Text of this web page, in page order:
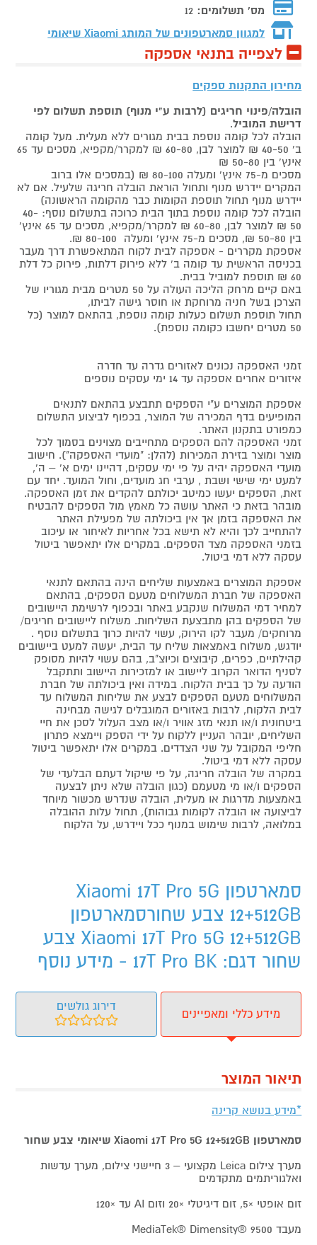
מס' תשלומים: 12
למגוון סמארטפונים של המותג Xiaomi שיאומי
לצפייה בתנאי אספקה
מחירון התקנות ספקים
הובלה/פינוי חריגים (לרבות ע"י מנוף) תוספת תשלום לפי
דרישת המוביל.
הובלה לכל קומה נוספת בבית מגורים ללא מעלית. מעל קומה
ב' 40-50 ₪ למוצר לבן, 60-80 ₪ למקרר/מקפיא, מסכים עד 65
אינץ' בין 50-80 ₪
מסכים מ-75 אינץ' ומעלה 80-100 ₪ (במסכים אלו ברוב
המקרים יידרש מנוף ותחול הוראת הובלה חריגה שלעיל. אם לא
יידרש מנוף תחול תוספת הקומות כבר מהקומה הראשונה)
הובלה לכל קומה נוספת בתוך הבית כרוכה בתשלום נוסף: 40-
50 ₪ למוצר לבן, 60-80 ₪ למקרר/מקפיא, מסכים עד 65 אינץ'
בין 50-80 ₪, מסכים מ-75 אינץ' ומעלה 80-100 ₪.
אספקת מקררים - אספקה לבית לקוח המתאפשרת דרך מעבר
בכניסה הראשית עד קומה ב' ללא פירוק דלתות, פירוק כל דלת
60 ₪ תוספת למוביל בבית.
באם קיים מרחק הליכה העולה על 50 מטרים מבית מגוריו של
הצרכן בשל חניה מרוחקת או חוסר גישה לביתו,
תחול תוספת תשלום כעלות קומה נוספת, בהתאם למוצר (כל
50 מטרים יחשבו כקומה נוספת).
זמני האספקה נכונים לאזורים גדרה עד חדרה
איזורים אחרים אספקה עד 14 ימי עסקים נוספים
אספקת המוצרים ע"י הספקים תתבצע בהתאם לתנאים
המופיעים בדף המכירה של המוצר, בכפוף לביצוע התשלום
כמפורט בתקנון האתר.
זמני האספקה להם הספקים מתחייבים מצוינים בסמוך לכל
מוצר ומוצר בזירת המכירות (להלן: "מועדי האספקה"). חישוב
מועדי האספקה יהיה על פי ימי עסקים, דהיינו ימים א' – ה',
למעט ימי שישי ושבת , ערבי חג מועדים, וחול המועד. יחד עם
זאת, הספקים יעשו כמיטב יכולתם להקדים את זמן האספקה.
מובהר בזאת כי האתר עושה כל מאמץ מול הספקים להבטיח
את האספקה בזמן אך אין ביכולתה של מפעילת האתר
להתחייב לכך והיא לא תישא בכל אחריות לאיחור או עיכוב
בזמני האספקה מצד הספקים. במקרים אלו יתאפשר ביטול
עסקה ללא דמי ביטול.
אספקת המוצרים באמצעות שליחים הינה בהתאם לתנאי
האספקה של חברת המשלוחים מטעם הספקים, בהתאם
למחיר דמי המשלוח שנקבע באתר ובכפוף לרשימת היישובים
של הספקים בהן מתבצעת השליחות. משלוח ליישובים חריגים/
מרוחקים/ מעבר לקו הירוק, עשוי להיות כרוך בתשלום נוסף .
יודגש, משלוח באמצאות שליח עד הבית, יעשה למעט ביישובים
קהילתיים, כפרים, קיבוצים וכיוצ"ב, בהם עשוי להיות מסופק
לסניף הדואר הקרוב ליישוב או למזכירות היישוב ותתקבל
הודעה על כך בבית הלקוח. במידה ואין ביכולתה של חברת
המשלוחים מטעם הספקים לבצע את שליחות המשלוח עד
לבית הלקוח, לרבות באזורים המוגבלים לגישה מבחינה
ביטחונית ו/או תנאי מזג אוויר ו/או מצב העלול לסכן את חיי
השליחים, יובהר העניין ללקוח על ידי הספק ויימצא פתרון
חליפי המקובל על שני הצדדים. במקרים אלו יתאפשר ביטול
עסקה ללא דמי ביטול.
במקרה של הובלה חריגה, על פי שיקול דעתם הבלעדי של
הספקים ו/או מי מטעמם (כגון הובלה שלא ניתן לבצעה
באמצעות מדרגות או מעלית, הובלה שנדרש מכשור מיוחד
לביצועה או הובלה לקומות גבוהות), תחול עלות ההובלה
במלואה, לרבות שימוש במנוף ככל ויידרש, על הלקוח
סמארטפון Xiaomi 17T Pro 5G
12+512GB צבע שחורסמארטפון
Xiaomi 17T Pro 5G 12+512GB צבע
שחור דגם: 17T Pro BK - מידע נוסף
מידע כללי ומאפיינים
דירוג גולשים
תיאור המוצר
*מידע בנושא קרינה
סמארטפון Xiaomi 17T Pro 5G 12+512GB שיאומי צבע
שחור
מערך צילום Leica מקצועי – 3 חיישני צילום, מערך עדשות
ואלגוריתמים מתקדמים
זום אופטי ×5, זום דיגיטלי ×20 וזום AI עד ×120
מעבד MediaTek® Dimensity® 9500